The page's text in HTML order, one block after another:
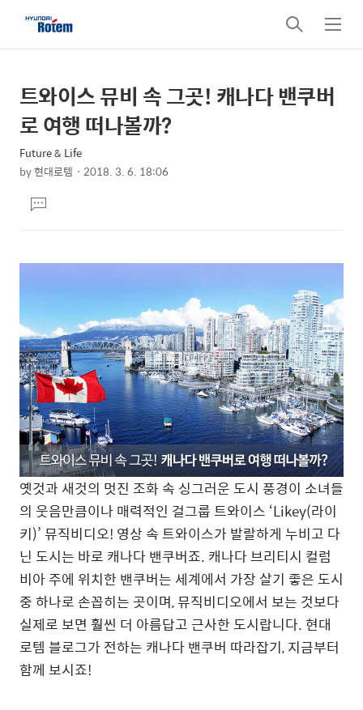
검
색
메
뉴
상
세
컨
텐
본
제
목
트와이스 뮤비 속 그곳! 캐나다 밴쿠버
로 여행 떠나볼까?
Future & Life
by현대로템 2018. 3. 6. 18:06
문댓
글
옛것과 새것의 멋진 조화 속 싱그러운 도시 풍경이 소녀들
의 웃음만큼이나 매력적인 걸그룹 트와이스 ‘Likey(라이
키)’ 뮤직비디오! 영상 속 트와이스가 발랄하게 누비고 다
닌 도시는 바로 캐나다 밴쿠버죠. 캐나다 브리티시 컬럼
비아 주에 위치한 밴쿠버는 세계에서 가장 살기 좋은 도시
중 하나로 손꼽히는 곳이며, 뮤직비디오에서 보는 것보다
실제로 보면 훨씬 더 아름답고 근사한 도시랍니다. 현대
로템 블로그가 전하는 캐나다 밴쿠버 따라잡기, 지금부터
함께 보시죠!